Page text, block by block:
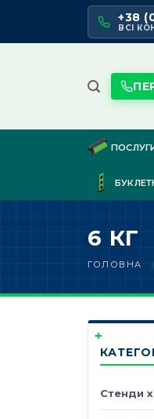
content
+38
ВСІ
6 КГ
ГОЛОВНА
Стенди